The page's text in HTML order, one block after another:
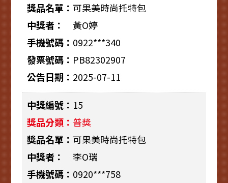
可果美時尚托特包
黃O婷
0922***340
PB82302907
2025-07-11
15
普獎
可果美時尚托特包
李O瑞
0920***758